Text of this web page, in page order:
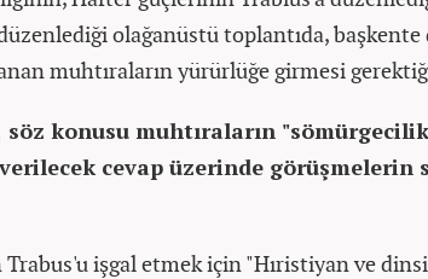
olağanüstü toplantıda, başkente
muhtıraların yürürlüğe girmesi
konusu muhtıraların
cevap üzerinde görüşmelerin
işgal etmek için "Hıristiyan ve